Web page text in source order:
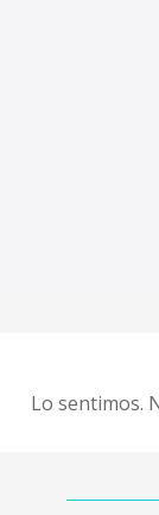
Lo sentimos.